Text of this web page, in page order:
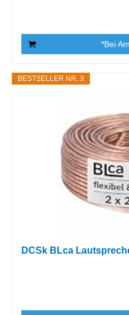
*Bei
BESTSELLER NR. 3
DCSk BLca